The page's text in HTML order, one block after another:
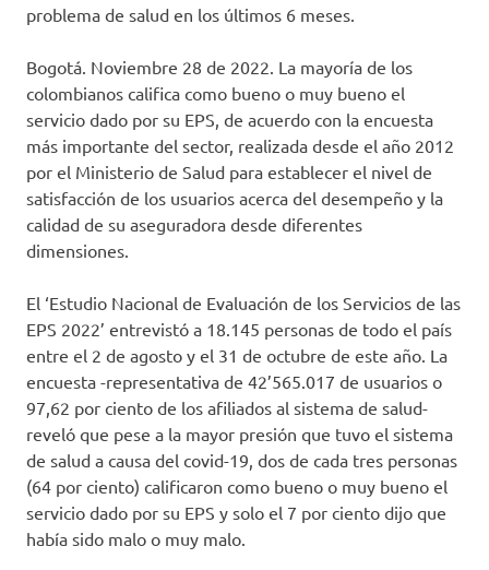
problema de salud en los últimos 6 meses.
Bogotá. Noviembre 28 de 2022. La mayoría de los
colombianos califica como bueno o muy bueno el
servicio dado por su EPS, de acuerdo con la encuesta
más importante del sector, realizada desde el año 2012
por el Ministerio de Salud para establecer el nivel de
satisfacción de los usuarios acerca del desempeño y la
calidad de su aseguradora desde diferentes
dimensiones.
El ‘Estudio Nacional de Evaluación de los Servicios de las
EPS 2022’ entrevistó a 18.145 personas de todo el país
entre el 2 de agosto y el 31 de octubre de este año. La
encuesta -representativa de 42’565.017 de usuarios o
97,62 por ciento de los afiliados al sistema de salud-
reveló que pese a la mayor presión que tuvo el sistema
de salud a causa del covid-19, dos de cada tres personas
(64 por ciento) calificaron como bueno o muy bueno el
servicio dado por su EPS y solo el 7 por ciento dijo que
había sido malo o muy malo.